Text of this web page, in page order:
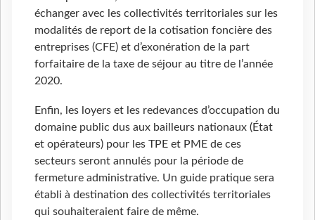
échanger avec les collectivités territoriales sur les
modalités de report de la cotisation foncière des
entreprises (CFE) et d’exonération de la part
forfaitaire de la taxe de séjour au titre de l’année
2020.
Enfin, les loyers et les redevances d’occupation du
domaine public dus aux bailleurs nationaux (État
et opérateurs) pour les TPE et PME de ces
secteurs seront annulés pour la période de
fermeture administrative. Un guide pratique sera
établi à destination des collectivités territoriales
qui souhaiteraient faire de même.